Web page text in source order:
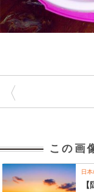
〈
この画
日本